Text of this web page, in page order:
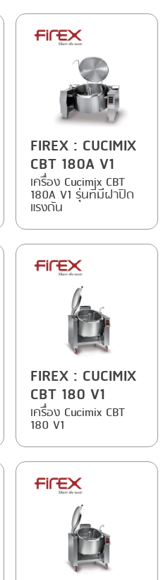
FIREX : CUCIMIX
CBT 180A V1
เครื่อง Cucimix CBT
180A V1 รุ่นที่มีฝาปิด
แรงดัน
FIREX : CUCIMIX
CBT 180 V1
เครื่อง Cucimix CBT
180 V1